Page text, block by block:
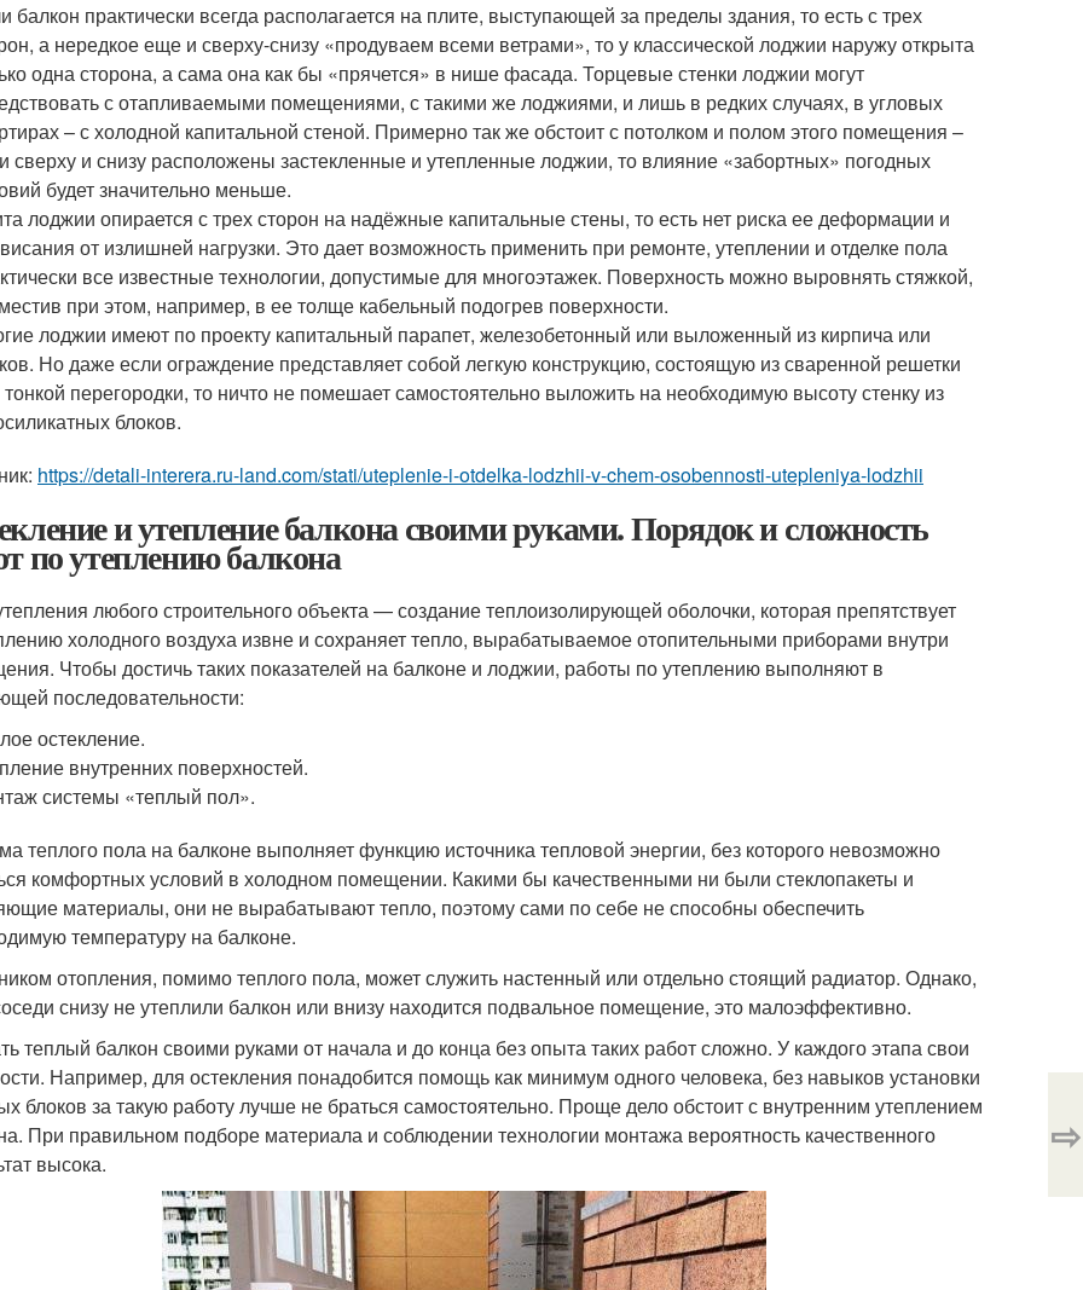
балкон практически всегда располагается на плите, выступающей за пределы здания, то есть с трех
а нередкое еще и сверху-снизу «продуваем всеми ветрами», то у классической лоджии наружу открыта
одна сторона, а сама она как бы «прячется» в нише фасада. Торцевые стенки лоджии могут
с отапливаемыми помещениями, с такими же лоджиями, и лишь в редких случаях, в угловых
– с холодной капитальной стеной. Примерно так же обстоит с потолком и полом этого помещения –
сверху и снизу расположены застекленные и утепленные лоджии, то влияние «забортных» погодных
будет значительно меньше.
лоджии опирается с трех сторон на надёжные капитальные стены, то есть нет риска ее деформации и
от излишней нагрузки. Это дает возможность применить при ремонте, утеплении и отделке пола
все известные технологии, допустимые для многоэтажек. Поверхность можно выровнять стяжкой,
при этом, например, в ее толще кабельный подогрев поверхности.
лоджии имеют по проекту капитальный парапет, железобетонный или выложенный из кирпича или
Но даже если ограждение представляет собой легкую конструкцию, состоящую из сваренной решетки
тонкой перегородки, то ничто не помешает самостоятельно выложить на необходимую высоту стенку из
блоков.
https://detali-interera.ru-land.com/stati/uteplenie-i-otdelka-lodzhii-v-chem-osobennosti-utepleniya-lodzhii
и утепление балкона своими руками. Порядок и сложность
по утеплению балкона
любого строительного объекта — создание теплоизолирующей оболочки, которая препятствует
холодного воздуха извне и сохраняет тепло, вырабатываемое отопительными приборами внутри
Чтобы достичь таких показателей на балконе и лоджии, работы по утеплению выполняют в
последовательности:
остекление.
внутренних поверхностей.
системы «теплый пол».
теплого пола на балконе выполняет функцию источника тепловой энергии, без которого невозможно
комфортных условий в холодном помещении. Какими бы качественными ни были стеклопакеты и
материалы, они не вырабатывают тепло, поэтому сами по себе не способны обеспечить
температуру на балконе.
отопления, помимо теплого пола, может служить настенный или отдельно стоящий радиатор. Однако,
снизу не утеплили балкон или внизу находится подвальное помещение, это малоэффективно.
теплый балкон своими руками от начала и до конца без опыта таких работ сложно. У каждого этапа свои
Например, для остекления понадобится помощь как минимум одного человека, без навыков установки
блоков за такую работу лучше не браться самостоятельно. Проще дело обстоит с внутренним утеплением
При правильном подборе материала и соблюдении технологии монтажа вероятность качественного
высока.
⇨